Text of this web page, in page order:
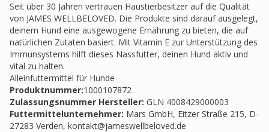
Seit über 30 Jahren vertrauen Haustierbesitzer auf die Qualität
von JAMES WELLBELOVED. Die Produkte sind darauf ausgelegt,
deinem Hund eine ausgewogene Ernährung zu bieten, die auf
natürlichen Zutaten basiert. Mit Vitamin E zur Unterstützung des
Immunsystems hilft dieses Nassfutter, deinen Hund aktiv und
vital zu halten.
Alleinfuttermittel für Hunde
Produktnummer:1000107872
Zulassungsnummer Hersteller: GLN 4008429000003
Futtermittelunternehmer: Mars GmbH, Eitzer Straße 215, D-
27283 Verden, kontakt@jameswellbeloved.de